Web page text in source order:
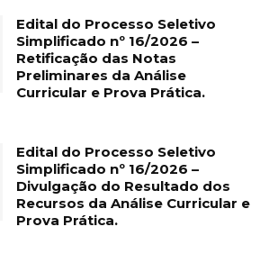
Edital do Processo Seletivo
Simplificado nº 16/2026 –
Retificação das Notas
Preliminares da Análise
Curricular e Prova Prática.
Edital do Processo Seletivo
Simplificado nº 16/2026 –
Divulgação do Resultado dos
Recursos da Análise Curricular e
Prova Prática.